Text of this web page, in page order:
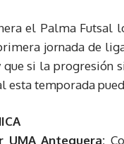
el Palma Futsal
jornada de
que si la progresión
esta temporada
UMA Antequera: